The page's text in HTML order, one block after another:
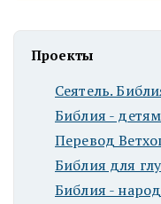
Проекты
Сеятель.
Библия - детям
Перевод
Библия для
Библия -